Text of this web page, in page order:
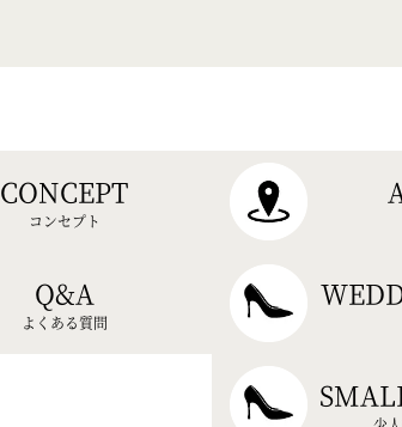
CONCEPT
コンセプト
Q&A
よくある質問